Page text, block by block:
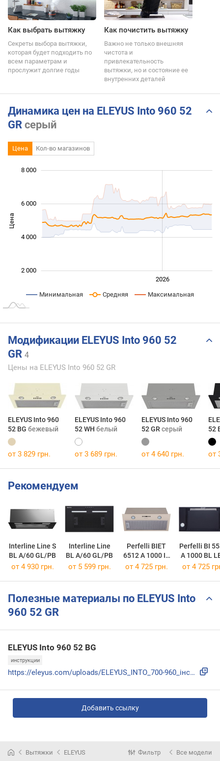
Как выбрать вытяжку
Секреты выбора вытяжки,
которая будет подходить по
всем параметрам и
прослужит долгие годы
Как почистить вытяжку
Важно не только внешняя
чистота и
привлекательность
вытяжки, но и состояние ее
внутренних деталей
Динамика цен на ELEYUS Into 960 52
GR серый
Цена Кол-во магазинов
Цена
2 000
4 000
6 000
8 000
2026
Минимальная Средняя Максимальная
Модификации ELEYUS Into 960 52
GR 4
Цены на ELEYUS Into 960 52 GR
ELEYUS Into 960
52 BG бежевый
ELEYUS Into 960
52 WH белый
ELEYUS Into 960
52 GR серый
52
от 3 829 грн. от 3 689 грн. от 4 640 грн. от
Рекомендуем
Interline Line S
BL A/60 GL/PB
Interline Line
BL A/60 GL/PB
Perfelli BIET
6512 A 1000 IV
LED
Perfelli BI
A 1000 BL
от 4 930 грн. от 5 599 грн. от 4 725 грн. от 4 725
Полезные материалы по ELEYUS Into
960 52 GR
ELEYUS Into 960 52 BG
инструкции
https://eleyus.com/uploads/ELEYUS_INTO_700-960_інструкція_з...
Добавить ссылку
Вытяжки ELEYUS Фильтр Все модели